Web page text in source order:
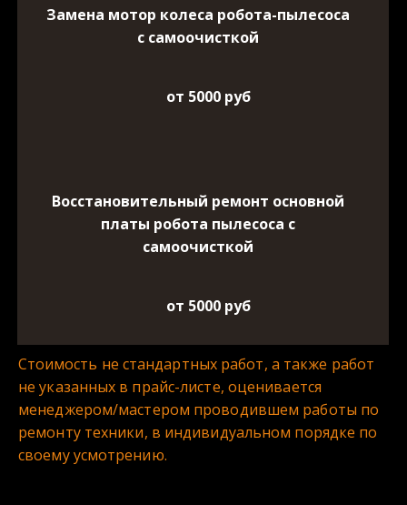
Замена мотор колеса робота-пылесоса
с самоочисткой
от 5000 руб
Восстановительный ремонт основной
платы робота пылесоса с
самоочисткой
от 5000 руб
Стоимость не стандартных работ, а также работ
не указанных в прайс-листе, оценивается
менеджером/мастером проводившем работы по
ремонту техники, в индивидуальном порядке по
своему усмотрению.